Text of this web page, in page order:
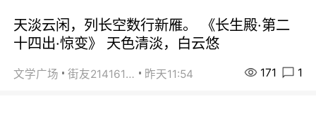
天淡云闲，列长空数行新雁。 《长生殿·第二
十四出·惊变》 天色清淡，白云悠
文学广场 街友21416156 昨天11:54 171 1